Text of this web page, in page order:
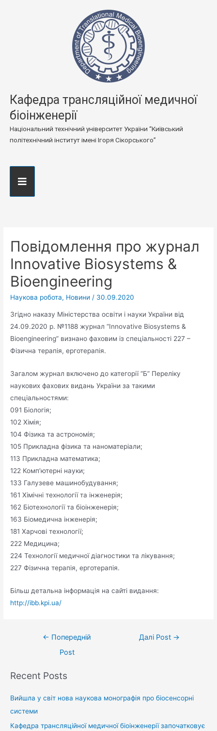
Кафедра трансляційної медичної
біоінженерії
Національний технічний університет України “Київський
політехнічний інститут імені Ігоря Сікорського”
Повідомлення про журнал
Innovative Biosystems &
Bioengineering
Наукова робота, Новини / 30.09.2020
Згідно наказу Міністерства освіти і науки України від
24.09.2020 р. №1188 журнал “Innovative Biosystems &
Bioengineering” визнано фаховим із спеціальності 227 –
Фізична терапія, ерготерапія.
Загалом журнал включено до категорії “Б” Переліку
наукових фахових видань України за такими
спеціальностями:
091 Біологія;
102 Хімія;
104 Фізика та астрономія;
105 Прикладна фізика та наноматеріали;
113 Прикладна математика;
122 Комп’ютерні науки;
133 Галузеве машинобудування;
161 Хімічні технології та інженерія;
162 Біотехнології та біоінженерія;
163 Біомедична інженерія;
181 Харчові технології;
222 Медицина;
224 Технології медичної діагностики та лікування;
227 Фізична терапія, ерготерапія.
Більш детальна інформація на сайті видання:
http://ibb.kpi.ua/
← Попередній
Post
Далі Post →
Recent Posts
Вийшла у світ нова наукова монографія про біосенсорні
системи
Кафедра трансляційної медичної біоінженерії започатковує